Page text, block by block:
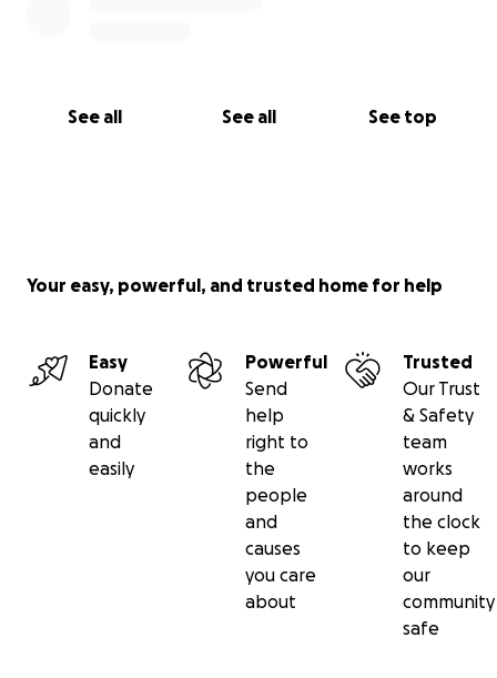
See all See all See top
Your easy, powerful, and trusted home for help
Easy
Donate
quickly
and
easily
Powerful
Send
help
right to
the
people
and
causes
you care
about
Trusted
Our Trust
& Safety
team
works
around
the clock
to keep
our
community
safe